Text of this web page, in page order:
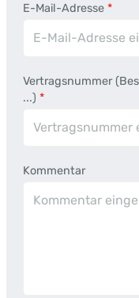
E-Mail-Adresse *
Vertragsnummer
...) *
Kommentar